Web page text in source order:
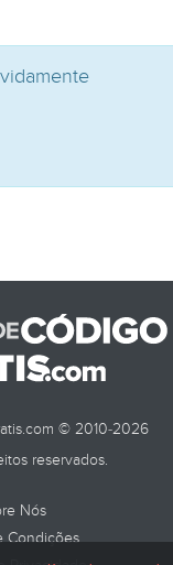
© 2010-2026
reservados.
Nós
Condições